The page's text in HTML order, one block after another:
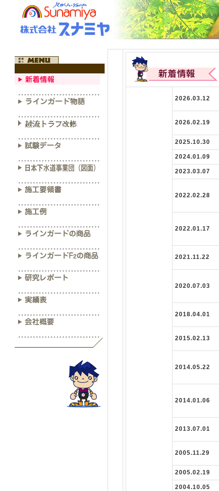
2026.03.12
2026.02.19
2025.10.30
2024.01.09
2023.03.07
2022.02.28
2022.01.17
2021.11.22
2020.07.03
2018.04.01
2015.02.13
2014.05.22
2014.01.06
2013.07.01
2005.11.29
2005.02.19
2004.10.05